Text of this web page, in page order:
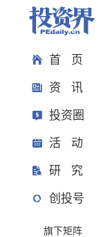
首 页
资 讯
投资圈
活 动
研 究
创投号
旗下矩阵